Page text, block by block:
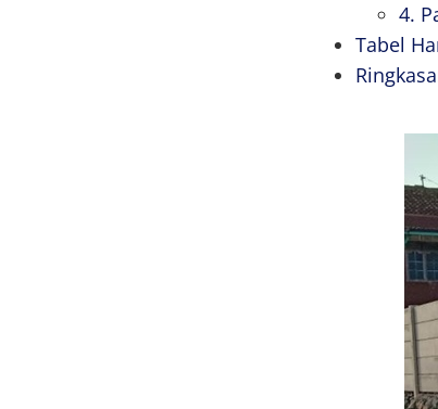
4.
Tabel